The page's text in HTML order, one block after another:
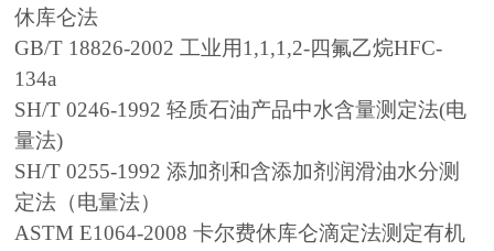
休库仑法
GB/T 18826-2002 工业用1,1,1,2-四氟乙烷HFC-
134a
SH/T 0246-1992 轻质石油产品中水含量测定法(电
量法)
SH/T 0255-1992 添加剂和含添加剂润滑油水分测
定法（电量法）
ASTM E1064-2008 卡尔费休库仑滴定法测定有机